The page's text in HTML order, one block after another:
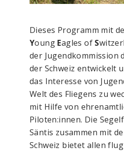
Dieses Programm mit
Young Eagles of S
der Jugendkommission
der Schweiz entwickelt
das Interesse von
Welt des Fliegens zu
mit Hilfe von
Piloten:innen. Die
Säntis zusammen mit
Schweiz bietet allen